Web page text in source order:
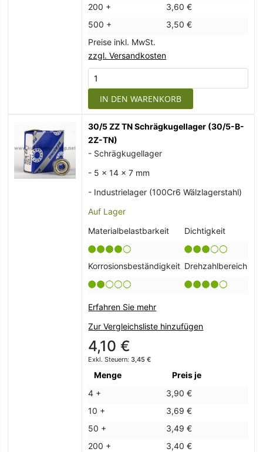
200 +
3,60 €
500 +
3,50 €
Preise inkl. MwSt.
zzgl. Versandkosten
IN DEN WARENKORB
30/5 ZZ TN Schrägkugellager (30/5-B-
2Z-TN)
- Schrägkugellager
- 5 x 14 x 7 mm
- Industrielager (100Cr6 Wälzlagerstahl)
Auf Lager
Materialbelastbarkeit
Dichtigkeit
Korrosionsbeständigkeit Drehzahlbereich
Erfahren Sie mehr
Zur Vergleichsliste hinzufügen
4,10 €
3,45 €
Menge
Preis je
4 +
3,90 €
10 +
3,69 €
50 +
3,49 €
200 +
3,40 €